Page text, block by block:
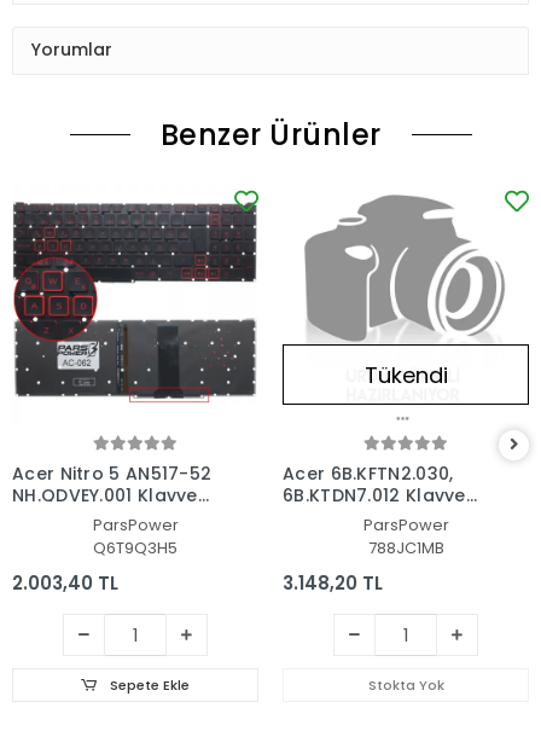
Yorumlar
Benzer Ürünler
Acer Nitro 5 AN517-52
NH.QDVEY.001 Klavye
Işıklı (Siyah TR)
ParsPower
Q6T9Q3H5
2.003,40 TL
Sepete Ekle
Tükendi
Acer 6B.KFTN2.030,
6B.KTDN7.012 Klavye
Işıklı (Siyah TR)
ParsPower
788JC1MB
3.148,20 TL
Stokta Yok